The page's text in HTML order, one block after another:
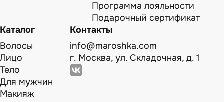
Программа лояльности
Подарочный сертификат
Каталог
Волосы
Лицо
Тело
Для мужчин
Макияж
Контакты
info@maroshka.com
г. Москва, ул. Складочная, д. 1